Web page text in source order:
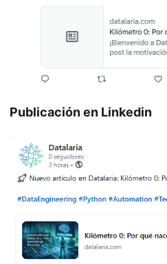
Publicación en Linkedin